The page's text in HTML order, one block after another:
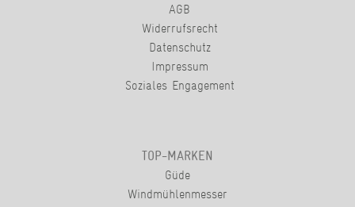
AGB
Widerrufsrecht
Datenschutz
Impressum
Soziales Engagement
TOP-MARKEN
Güde
Windmühlenmesser